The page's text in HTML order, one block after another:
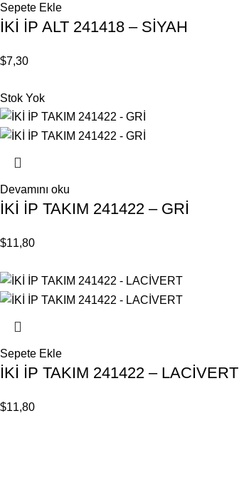
Sepete Ekle
İKİ İP ALT 241418 – SİYAH
$7,30
Stok Yok
Devamını oku
İKİ İP TAKIM 241422 – GRİ
$11,80
Sepete Ekle
İKİ İP TAKIM 241422 – LACİVERT
$11,80